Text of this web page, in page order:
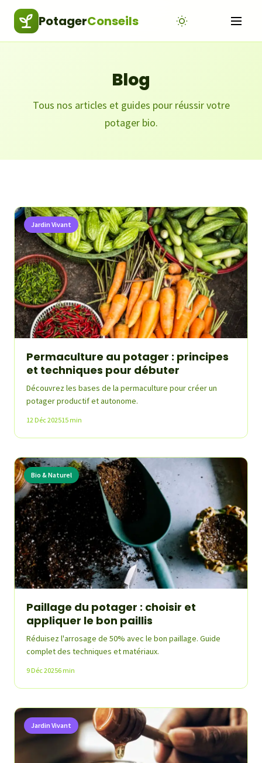
PotagerConseils
Blog
Tous nos articles et guides pour réussir votre
potager bio.
Jardin Vivant
Permaculture au potager : principes
et techniques pour débuter
Découvrez les bases de la permaculture pour créer un
potager productif et autonome.
12 Déc 202515 min
Bio & Naturel
Paillage du potager : choisir et
appliquer le bon paillis
Réduisez l'arrosage de 50% avec le bon paillage. Guide
complet des techniques et matériaux.
9 Déc 20256 min
Jardin Vivant